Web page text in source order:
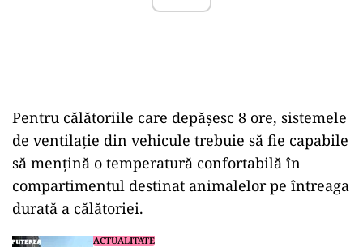
Pentru călătoriile care depășesc 8 ore, sistemele
de ventilație din vehicule trebuie să fie capabile
să mențină o temperatură confortabilă în
compartimentul destinat animalelor pe întreaga
durată a călătoriei.
ACTUALITATE